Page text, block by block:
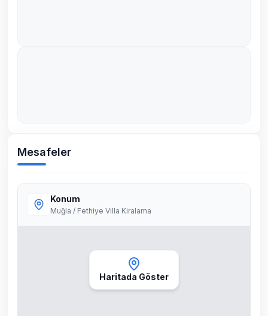
Mesafeler
Konum
Muğla / Fethiye Villa Kiralama
Haritada Göster